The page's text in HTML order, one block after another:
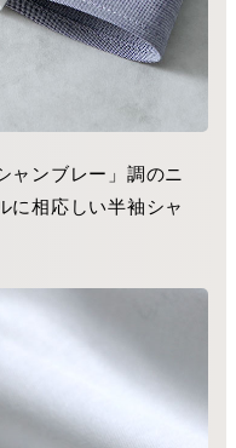
ャンブレー」調のニ
に相応しい半袖シャ